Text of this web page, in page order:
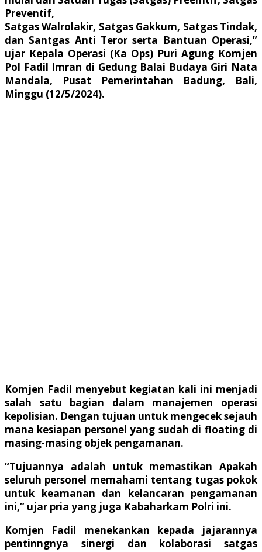
Preventif,
Satgas Walrolakir, Satgas Gakkum, Satgas Tindak,
dan Santgas Anti Teror serta Bantuan Operasi,”
ujar Kepala Operasi (Ka Ops) Puri Agung Komjen
Pol Fadil Imran di Gedung Balai Budaya Giri Nata
Mandala, Pusat Pemerintahan Badung, Bali,
Minggu (12/5/2024).
Komjen Fadil menyebut kegiatan kali ini menjadi
salah satu bagian dalam manajemen operasi
kepolisian. Dengan tujuan untuk mengecek sejauh
mana kesiapan personel yang sudah di floating di
masing-masing objek pengamanan.
“Tujuannya adalah untuk memastikan Apakah
seluruh personel memahami tentang tugas pokok
untuk keamanan dan kelancaran pengamanan
ini,” ujar pria yang juga Kabaharkam Polri ini.
Komjen Fadil menekankan kepada jajarannya
pentinngnya sinergi dan kolaborasi satgas